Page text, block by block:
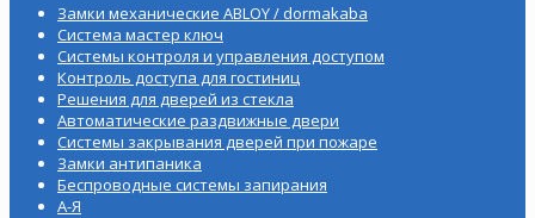
Замки механические ABLOY / dormakaba
Система мастер ключ
Системы контроля и управления доступом
Контроль доступа для гостиниц
Решения для дверей из стекла
Автоматические раздвижные двери
Системы закрывания дверей при пожаре
Замки антипаника
Беспроводные системы запирания
А-Я